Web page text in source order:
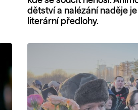
dětství a nalézání naděje
literární předlohy.